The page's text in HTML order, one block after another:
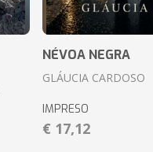
NÉVOA NEGRA
GLÁUCIA CARDOSO
IMPRESO
€ 17,12